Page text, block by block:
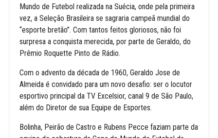
Mundo de Futebol realizada na Suécia, onde pela primeira
vez, a Seleção Brasileira se sagraria campeã mundial do
“esporte bretão”. Com tantos feitos gloriosos, não foi
surpresa a conquista merecida, por parte de Geraldo, do
Prêmio Roquette Pinto de Rádio.
Com o advento da década de 1960, Geraldo Jose de
Almeida é convidado para um novo desafio: ser o locutor
esportivo principal da TV Excelsior, canal 9 de São Paulo,
além do Diretor de sua Equipe de Esportes.
Bolinha, Peirão de Castro e Rubens Pecce faziam parte da